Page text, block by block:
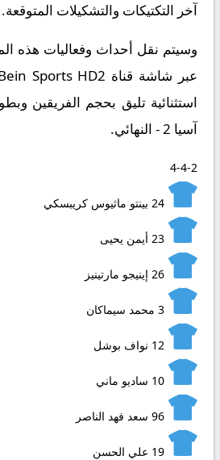
آخر التكتيكات والتشكيلات المتوقعة.
​وسيتم نقل أحداث وفعاليات هذه
استثنائية تليق بحجم الفريقين
آسيا 2 - النهائي.
4-4-2
24 بينتو ماثيوس كريبسكي
23 أيمن يحيى
26 إينيجو مارتينيز
3 محمد سيماكان
12 نواف بوشل
10 ساديو ماني
96 سعد فهد الناصر
19 علي الحسن